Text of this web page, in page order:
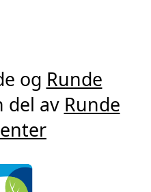
og Runde
del av Runde